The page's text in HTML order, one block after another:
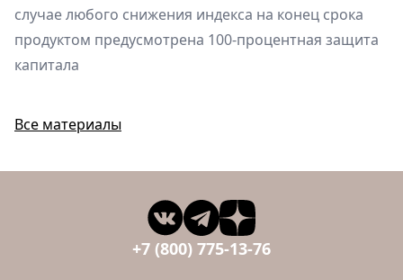
случае любого снижения индекса на конец срока
продуктом предусмотрена 100-процентная защита
капитала
Все материалы
+7 (800) 775-13-76